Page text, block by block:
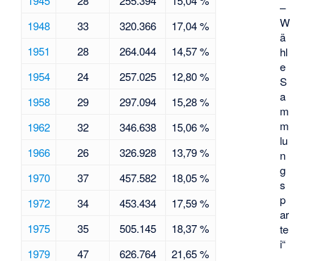
–
W
ä
hl
e
S
a
m
m
lu
n
g
s
p
ar
te
i“
1948
33 320.366
17,04 %
1951
28 264.044
14,57 %
1954
24 257.025
12,80 %
1958
29 297.094
15,28 %
1962
32 346.638
15,06 %
1966
26 326.928
13,79 %
1970
37 457.582
18,05 %
1972
34 453.434
17,59 %
1975
35 505.145
18,37 %
1979
47 626.764
21,65 %